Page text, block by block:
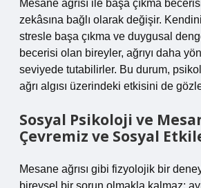
Mesane ağrısı ile başa çıkma
zekâsına bağlı olarak değişir.
stresle başa çıkma ve duygusal
becerisi olan bireyler, ağrıyı daha
seviyede tutabilirler. Bu durum,
ağrı algısı üzerindeki etkisini de
Sosyal Psikoloji ve
Çevremiz ve Sosyal
Mesane ağrısı gibi fizyolojik bir
bireysel bir sorun olmakla kalmaz;